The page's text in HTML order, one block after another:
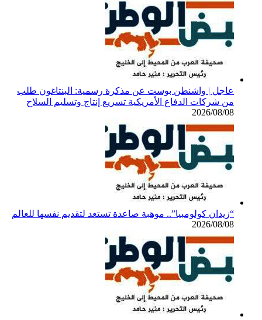
عاجل | واشنطن بوست عن مذكرة رسمية: البنتاغون طلب
من شركات الدفاع الأمريكية تسريع إنتاج وتسليم السلاح
2026/08/08
“زيدان كولومبيا”.. موهبة صاعدة تستعد لتقديم نفسها للعالم
2026/08/08